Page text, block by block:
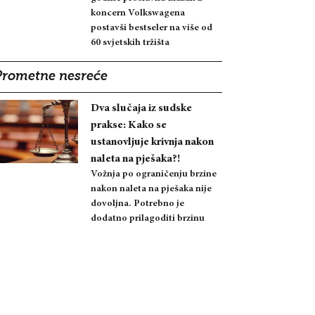
koncern Volkswagena
postavši bestseler na više od
60 svjetskih tržišta
nesreće
Dva slučaja iz sudske
prakse: Kako se
ustanovljuje krivnja nakon
naleta na pješaka?!
Vožnja po ograničenju brzine
nakon naleta na pješaka nije
dovoljna. Potrebno je
dodatno prilagoditi brzinu